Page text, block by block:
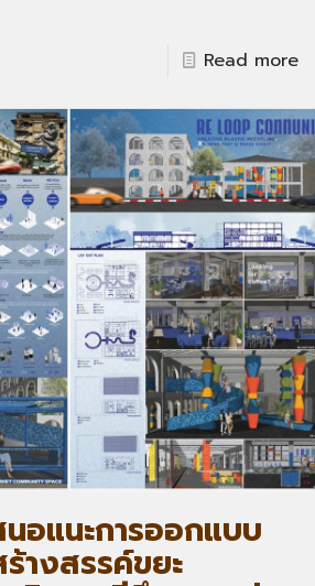
Read more
นอแนะการออกแบบ
างสรรค์ขยะ